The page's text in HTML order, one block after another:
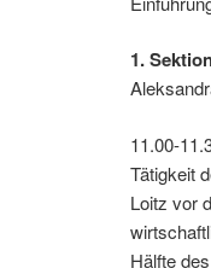
1.
11.00-
Tätigkeit
Loitz vor
Hälfte